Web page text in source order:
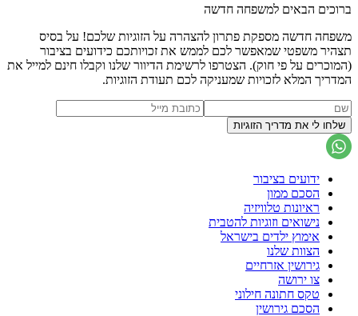
ברוכים הבאים למשפחה חדשה
משפחה חדשה מספקת פתרון להצהרה על הזוגיות שלכם! על בסיס
תצהיר משפטי שמאפשר לכם לממש את זכויותכם כידועים בציבור
(המוכרים על פי חוק). הצטרפו לרשימת הדיוור שלנו וקבלו חינם למייל את
המדריך המלא לזכויות שמעניקה לכם תעודת הזוגיות.
ידועים בציבור
הסכם ממון
ראיונות טלוויזיה
נישואים וזוגיות להטבית
אימוץ ילדים בישראל
הצוות שלנו
גירושין אזרחיים
צו ירושה
טקס חתונה חילוני
הסכם גירושין